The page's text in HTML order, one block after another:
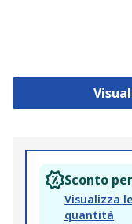
Sconto
Visualizza
quantità